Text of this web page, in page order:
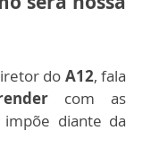
do A12, fala
com as
impõe diante da